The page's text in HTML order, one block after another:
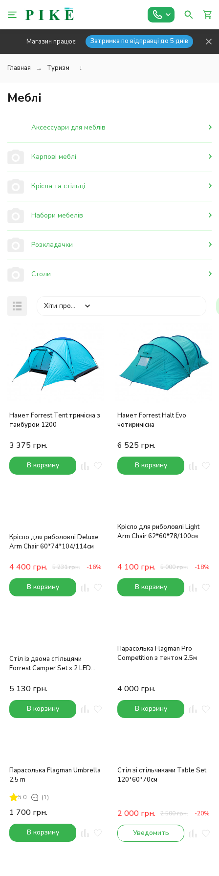
Магазин працює Затримка по відправці до 5 днів
Главная Туризм ↓
Меблі
Аксессуари для меблів
Карпові меблі
Крісла та стільці
Набори мебелів
Розкладачки
Столи
Хіти продажів
Намет Forrest Tent тримісна з
тамбуром 1200
3 375 грн.
В корзину
Намет Forrest Halt Evo
чотиримісна
6 525 грн.
В корзину
Крісло для риболовлі Deluxe
Arm Chair 60*74*104/114см
4 400 грн. 5 231грн. -16%
В корзину
Крісло для риболовлі Light
Arm Chair 62*60*78/100см
4 100 грн. 5 000грн. -18%
В корзину
Стіл із двома стільцями
Forrest Camper Set x 2 LED
5 130 грн.
В корзину
Парасолька Flagman Pro
Competition з тентом 2.5м
4 000 грн.
В корзину
Парасолька Flagman Umbrella
2,5 m
5.0 (1)
1 700 грн.
В корзину
Стіл зі стільчиками Table Set
120*60*70см
2 000 грн. 2 500грн. -20%
Уведомить